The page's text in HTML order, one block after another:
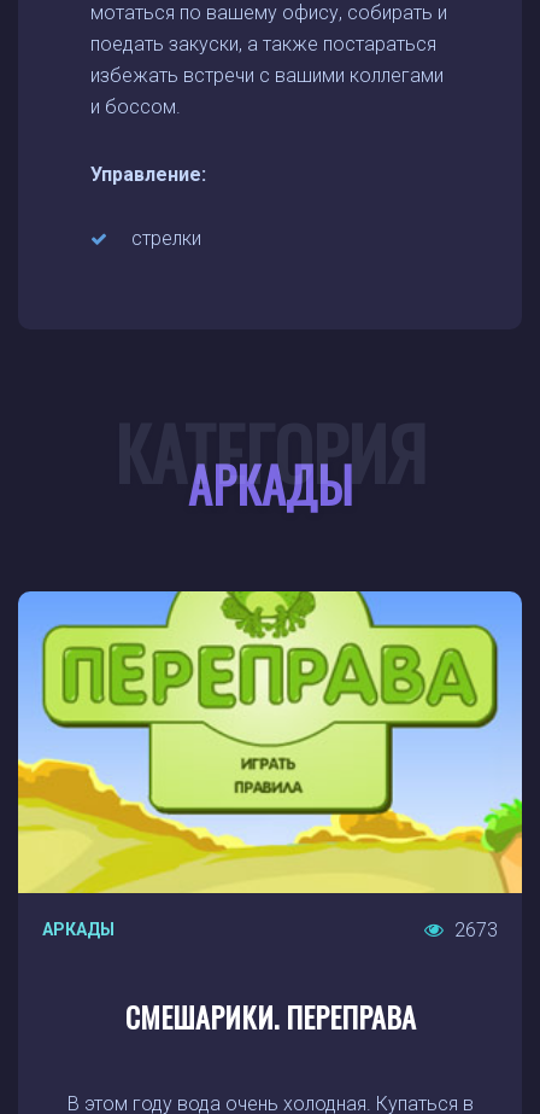
мотаться по вашему офису, собирать и
поедать закуски, а также постараться
избежать встречи с вашими коллегами
и боссом.
Управление:
стрелки
АРКАДЫ
КАТЕГОРИЯ
АРКАДЫ 2673
СМЕШАРИКИ. ПЕРЕПРАВА
В этом году вода очень холодная. Купаться в